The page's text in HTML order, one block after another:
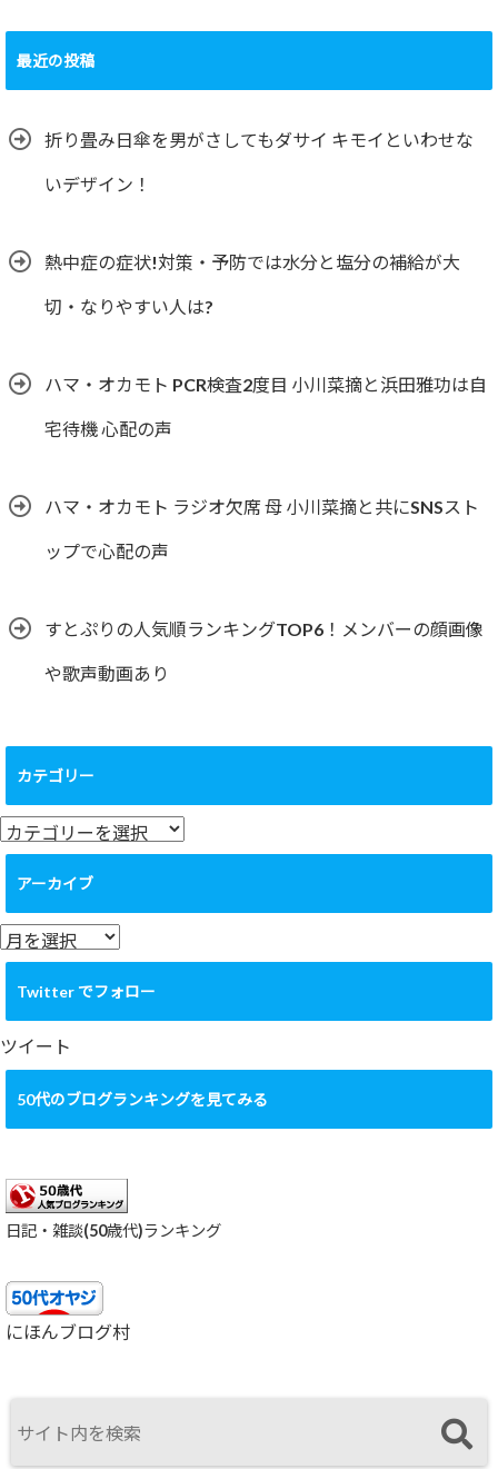
最近の投稿
折り畳み日傘を男がさしてもダサイ キモイといわせな
いデザイン！
熱中症の症状!対策・予防では水分と塩分の補給が大
切・なりやすい人は?
ハマ・オカモト PCR検査2度目 小川菜摘と浜田雅功は自
宅待機 心配の声
ハマ・オカモト ラジオ欠席 母 小川菜摘と共にSNSスト
ップで心配の声
すとぷりの人気順ランキングTOP6！メンバーの顔画像
や歌声動画あり
カテゴリー
カ
テ
リ
ー
アーカイブ
ア
ー
イ
ブ
Twitter でフォロー
ツイート
50代のブログランキングを見てみる
日記・雑談(50歳代)ランキング
にほんブログ村